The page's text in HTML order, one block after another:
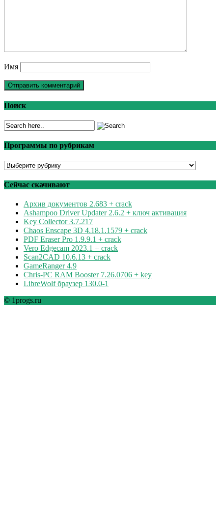
Имя
Поиск
Программы по рубрикам
Программы
рубрикам
Сейчас скачивают
Архив документов 2.683 + crack
Ashampoo Driver Updater 2.6.2 + ключ активация
Key Collector 3.7.217
Chaos Enscape 3D 4.18.1.1579 + crack
PDF Eraser Pro 1.9.9.1 + crack
Vero Edgecam 2023.1 + crack
Scan2CAD 10.6.13 + crack
GameRanger 4.9
Chris-PC RAM Booster 7.26.0706 + key
LibreWolf браузер 130.0-1
© 1progs.ru